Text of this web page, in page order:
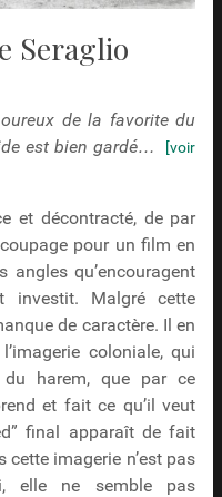
Seraglio
de la favorite du
est bien gardé…
[voir
et décontracté, de par
pour un film en
qu’encouragent
investit. Malgré cette
de caractère. Il en
coloniale, qui
du harem, que par ce
et fait ce qu’il veut
final apparaît de fait
imagerie n’est pas
elle ne semble pas